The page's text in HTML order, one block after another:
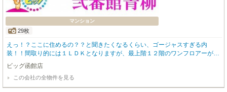
マンション
29枚
えっ！？ここに住めるの？？と聞きたくなるくらい、ゴージャスすぎる内
装！！間取り的には１ＬＤＫとなりますが、最上階１２階のワンフロアーがこ
の１部屋だけなので広すぎるくらいの室内✨映えるステンドグラス、景色を眺
めながらお酒を楽しめそうなバーカウンター、広いダイニングキッチン、オー
シャンビューのバルコニーなどお伝えしきれないほどの豪華さ🎀ぜひ、あなた
の目で直接見ていただくことをオススメします😆 物件のお問い合わせはビッ
ビッグ函館店
この会社の全物件を見る